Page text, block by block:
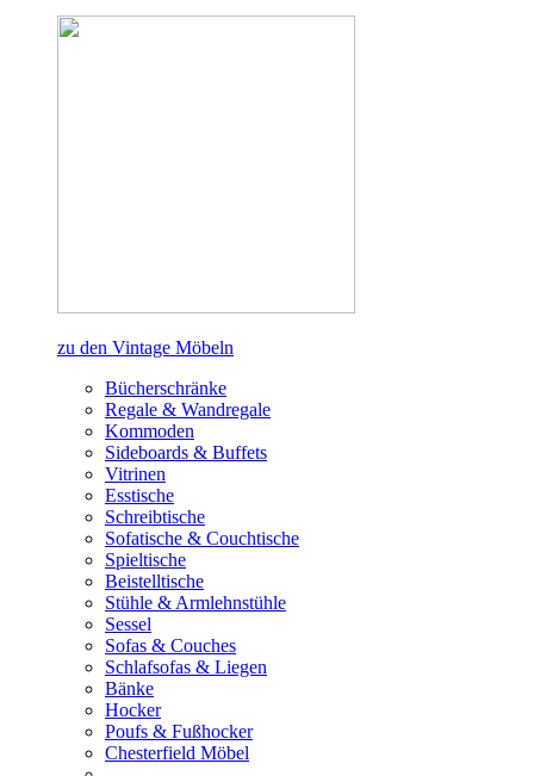
zu den Vintage Möbeln
Bücherschränke
Regale & Wandregale
Kommoden
Sideboards & Buffets
Vitrinen
Esstische
Schreibtische
Sofatische & Couchtische
Spieltische
Beistelltische
Stühle & Armlehnstühle
Sessel
Sofas & Couches
Schlafsofas & Liegen
Bänke
Hocker
Poufs & Fußhocker
Chesterfield Möbel